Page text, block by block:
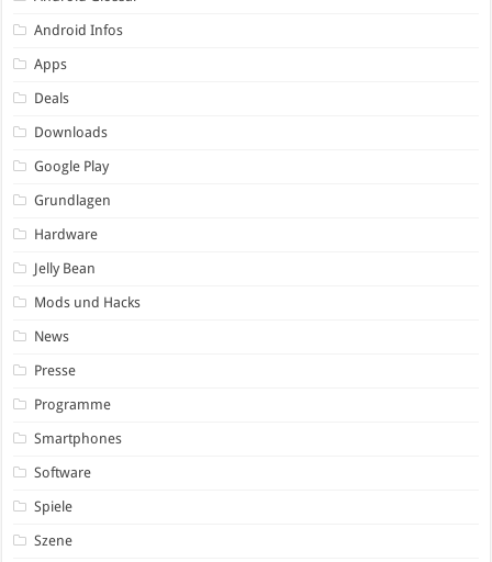
Android Infos
Apps
Deals
Downloads
Google Play
Grundlagen
Hardware
Jelly Bean
Mods und Hacks
News
Presse
Programme
Smartphones
Software
Spiele
Szene